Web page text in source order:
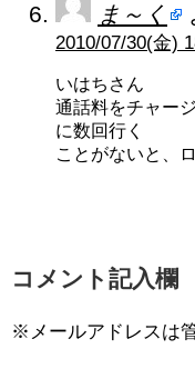
ま～く
2010/07/30(金)
いはちさん
通話料をチャー
に数回行く
ことがないと、
コメント記入欄
※メールアドレスは